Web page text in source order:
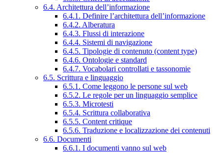
6.4. Architettura dell’informazione
6.4.1. Definire l’architettura dell’informazione
6.4.2. Alberatura
6.4.3. Flussi di interazione
6.4.4. Sistemi di navigazione
6.4.5. Tipologie di contenuto (content type)
6.4.6. Ontologie e standard
6.4.7. Vocabolari controllati e tassonomie
6.5. Scrittura e linguaggio
6.5.1. Come leggono le persone sul web
6.5.2. Le regole per un linguaggio semplice
6.5.3. Microtesti
6.5.4. Scrittura collaborativa
6.5.5. Content critique
6.5.6. Traduzione e localizzazione dei contenuti
6.6. Documenti
6.6.1. I documenti vanno sul web